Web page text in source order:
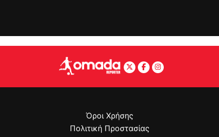
Όροι Χρήσης
Πολιτική Προστασίας